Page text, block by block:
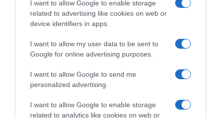
I want to allow Google to enable storage
related to advertising like cookies on web or
device identifiers in apps.
I want to allow my user data to be sent to
Google for online advertising purposes.
I want to allow Google to send me
personalized advertising.
I want to allow Google to enable storage
related to analytics like cookies on web or
ΔΙΕΘΝΗ